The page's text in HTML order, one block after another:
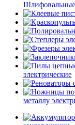
электрические
металлу